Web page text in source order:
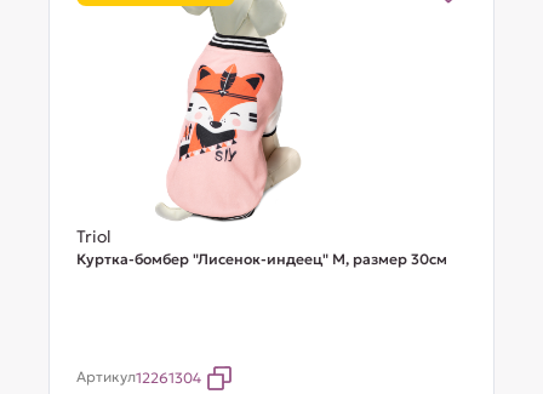
Triol
Куртка-бомбер "Лисенок-индеец" M, размер 30см
Артикул12261304